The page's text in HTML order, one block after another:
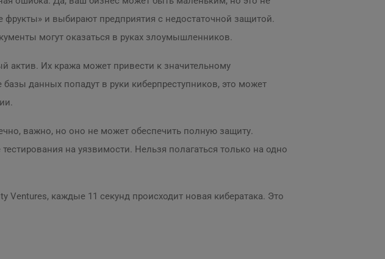
и выбирают предприятия с недостаточной защитой.
могут оказаться в руках злоумышленников.
Их кража может привести к значительному
данных попадут в руки киберпреступников, это может
важно, но оно не может обеспечить полную защиту.
на уязвимости. Нельзя полагаться только на одно
каждые 11 секунд происходит новая кибератака. Это